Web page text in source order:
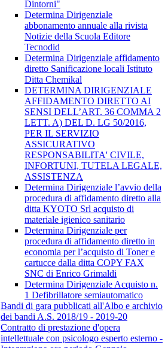
Dintorni"
Determina Dirigenziale
abbonamento annuale alla rivista
Notizie della Scuola Editore
Tecnodid
Determina Dirigenziale affidamento
diretto Sanificazione locali Istituto
Ditta Chemikal
DETERMINA DIRIGENZIALE
AFFIDAMENTO DIRETTO AI
SENSI DELL’ART. 36 COMMA 2
LETT. A) DEL D. LG 50/2016,
PER IL SERVIZIO
ASSICURATIVO
RESPONSABILITA' CIVILE,
INFORTUNI, TUTELA LEGALE,
ASSISTENZA
Determina Dirigenziale l’avvio della
procedura di affidamento diretto alla
ditta KYOTO Srl acquisto di
materiale igienico sanitario
Determina Dirigenziale per
procedura di affidamento diretto in
economia per l’acquisto di Toner e
cartucce dalla ditta COPY FAX
SNC di Enrico Grimaldi
Determina Dirigenziale Acquisto n.
1 Defibrillatore semiautomatico
Bandi di gara pubblicati all'Albo e archivio
dei bandi A.S. 2018/19 - 2019-20
Contratto di prestazione d'opera
intellettuale con psicologo esperto esterno -